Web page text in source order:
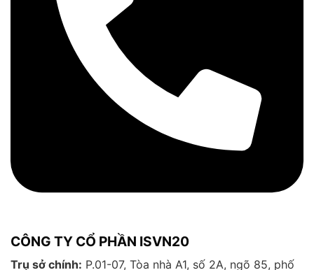
CÔNG TY CỔ PHẦN ISVN20
Trụ sở chính: P.01-07, Tòa nhà A1, số 2A, ngõ 85, phố